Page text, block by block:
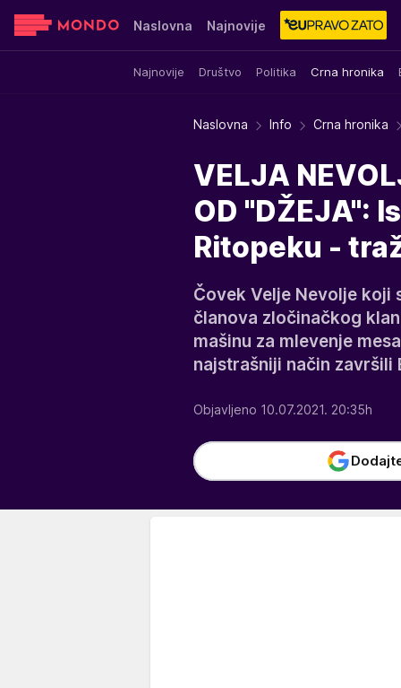
Naslovna Najnovije
Najnovije Društvo Politika Crna hronika
Sensa Stvar ukusa Yumama
Naslovna Info Crna hronika
VELJA
OD "DŽEJA":
Ritopeku -
Čovek Velje Nevolje koji
članova zločinačkog
mašinu za mlevenje
najstrašniji način
Objavljeno 10.07.2021. 20:35h